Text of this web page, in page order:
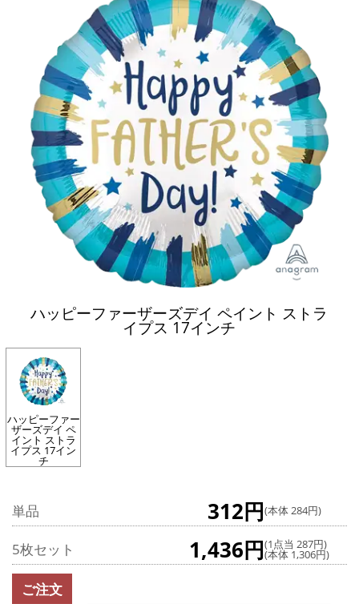
ハッピーファーザーズデイ ペイント ストラ
イプス 17インチ
ハッピーファー
ザーズデイ ペ
イント ストラ
イプス 17イン
チ
単品 312円(本体 284円)
5枚セット 1,436円(1点当 287円)
(本体 1,306円)
ご注文